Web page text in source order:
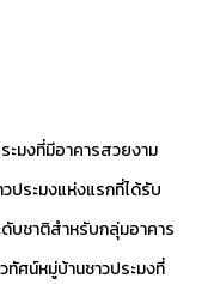
ะมงที่มีอาคารสวยงาม
ประมงแห่งแรกที่ได้รับ
บชาติสำหรับกลุ่มอาคาร
ศน์หมู่บ้านชาวประมงที่